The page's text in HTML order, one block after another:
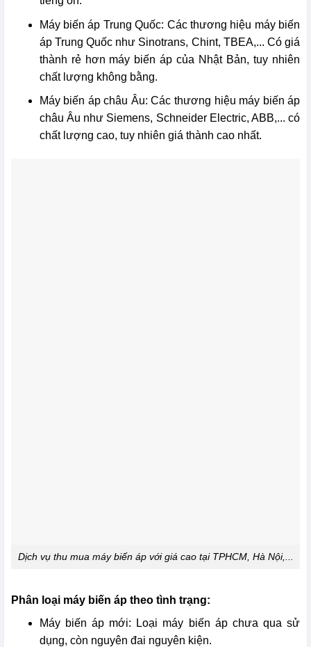
Máy biến áp Trung Quốc: Các thương hiệu máy biến
áp Trung Quốc như Sinotrans, Chint, TBEA,... Có giá
thành rẻ hơn máy biến áp của Nhật Bản, tuy nhiên
chất lượng không bằng.
Máy biến áp châu Âu: Các thương hiệu máy biến áp
châu Âu như Siemens, Schneider Electric, ABB,... có
chất lượng cao, tuy nhiên giá thành cao nhất.
Dịch vụ thu mua máy biến áp với giá cao tại TPHCM, Hà Nội,...
Phân loại máy biến áp theo tình trạng:
Máy biến áp mới: Loại máy biến áp chưa qua sử
dụng, còn nguyên đai nguyên kiện.